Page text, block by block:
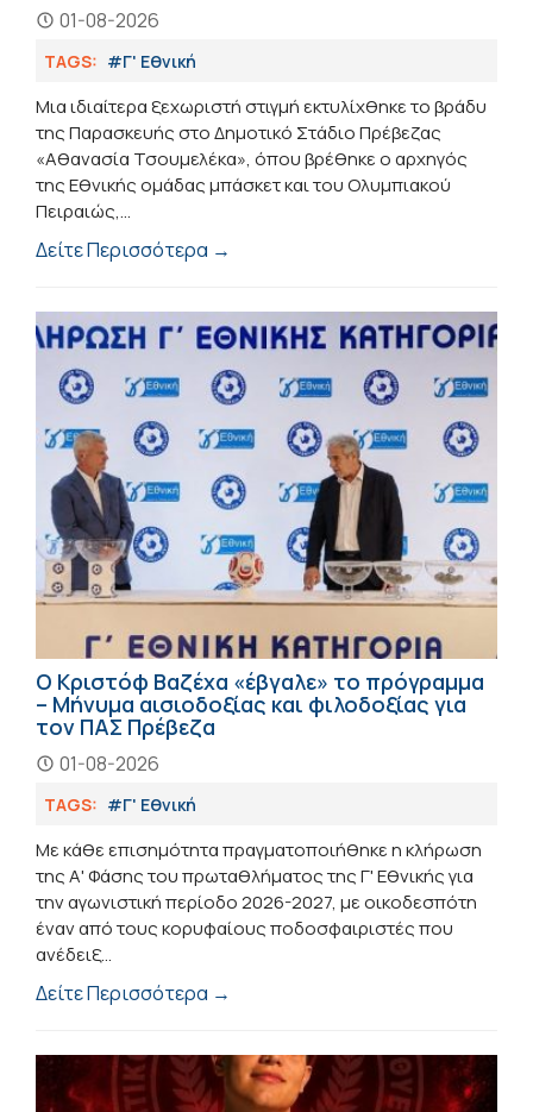
01-08-2026
TAGS: #Γ' Εθνική
Μια ιδιαίτερα ξεχωριστή στιγμή εκτυλίχθηκε το βράδυ
της Παρασκευής στο Δημοτικό Στάδιο Πρέβεζας
«Αθανασία Τσουμελέκα», όπου βρέθηκε ο αρχηγός
της Εθνικής ομάδας μπάσκετ και του Ολυμπιακού
Πειραιώς,...
Δείτε Περισσότερα →
Ο Κριστόφ Βαζέχα «έβγαλε» το πρόγραμμα
– Μήνυμα αισιοδοξίας και φιλοδοξίας για
τον ΠΑΣ Πρέβεζα
01-08-2026
TAGS: #Γ' Εθνική
Με κάθε επισημότητα πραγματοποιήθηκε η κλήρωση
της Α' Φάσης του πρωταθλήματος της Γ' Εθνικής για
την αγωνιστική περίοδο 2026-2027, με οικοδεσπότη
έναν από τους κορυφαίους ποδοσφαιριστές που
ανέδειξ...
Δείτε Περισσότερα →